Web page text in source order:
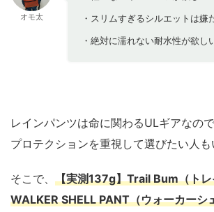
オモ太 ・スリムすぎるシルエットは嫌
・絶対に濡れない耐水性が欲し
レインパンツは命に関わるULギアなの
プロテクションを重視して選びたい人も
そこで、 【実測137g】Trail Bum（ト
WALKER SHELL PANT（ウォーカーシ